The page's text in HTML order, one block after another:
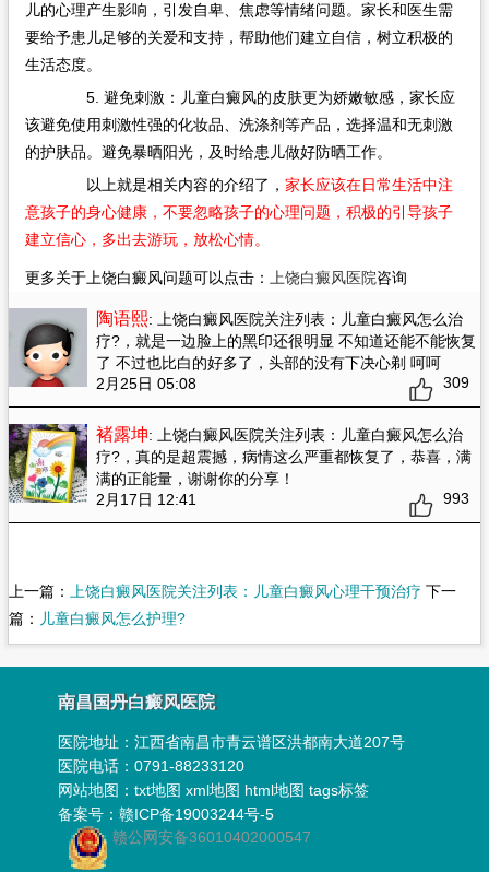
儿的心理产生影响，引发自卑、焦虑等情绪问题。家长和医生需
要给予患儿足够的关爱和支持，帮助他们建立自信，树立积极的
生活态度。
5. 避免刺激：儿童白癜风的皮肤更为娇嫩敏感，家长应
该避免使用刺激性强的化妆品、洗涤剂等产品，选择温和无刺激
的护肤品。避免暴晒阳光，及时给患儿做好防晒工作。
以上就是相关内容的介绍了， 家长应该在日常生活中注
意孩子的身心健康，不要忽略孩子的心理问题，积极的引导孩子
建立信心，多出去游玩，放松心情。
更多关于上饶白癜风问题可以点击： 上饶白癜风医院咨询
陶语熙: 上饶白癜风医院关注列表：儿童白癜风怎么治
疗?，就是一边脸上的黑印还很明显 不知道还能不能恢复
了 不过也比白的好多了，头部的没有下决心剃 呵呵
2月25日 05:08
309
褚露坤: 上饶白癜风医院关注列表：儿童白癜风怎么治
疗?，真的是超震撼，病情这么严重都恢复了，恭喜，满
满的正能量，谢谢你的分享！
2月17日 12:41
993
上一篇： 上饶白癜风医院关注列表：儿童白癜风心理干预治疗 下一
篇： 儿童白癜风怎么护理?
南昌国丹白癜风医院
医院地址：江西省南昌市青云谱区洪都南大道207号
医院电话：0791-88233120
网站地图：txt地图 xml地图 html地图 tags标签
备案号：赣ICP备19003244号-5
赣公网安备36010402000547